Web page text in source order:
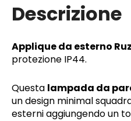
Descrizione
Applique da esterno
protezione IP44.
Questa lampada da
un design minimal
esterni aggiungendo un